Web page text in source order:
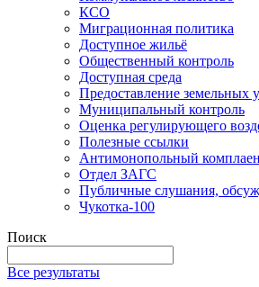
КСО
Миграционная политика
Доступное жильё
Общественный контроль
Доступная среда
Предоставление земельных
Муниципальный контроль
Оценка регулирующего
Полезные ссылки
Антимонопольный
Отдел ЗАГС
Публичные слушания,
Чукотка-100
Поиск
Все результаты